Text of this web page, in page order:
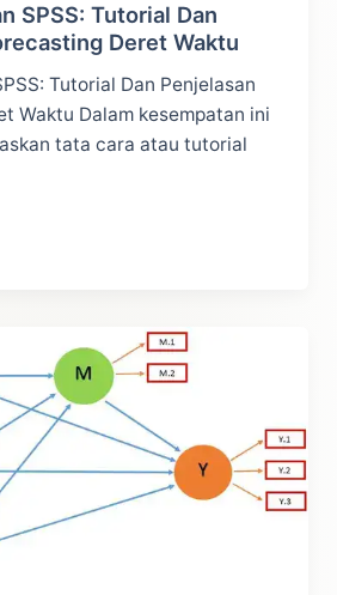
SPSS: Tutorial Dan
Deret Waktu
Tutorial Dan Penjelasan
Waktu Dalam kesempatan ini
tata cara atau tutorial